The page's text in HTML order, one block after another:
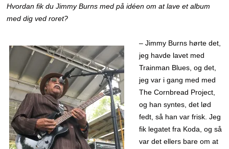
Hvordan fik du Jimmy Burns med på idéen om at lave et album
med dig ved roret?
– Jimmy Burns hørte det,
jeg havde lavet med
Trainman Blues, og det,
jeg var i gang med med
The Cornbread Project,
og han syntes, det lød
fedt, så han var frisk. Jeg
fik legatet fra Koda, og så
var det ellers bare om at